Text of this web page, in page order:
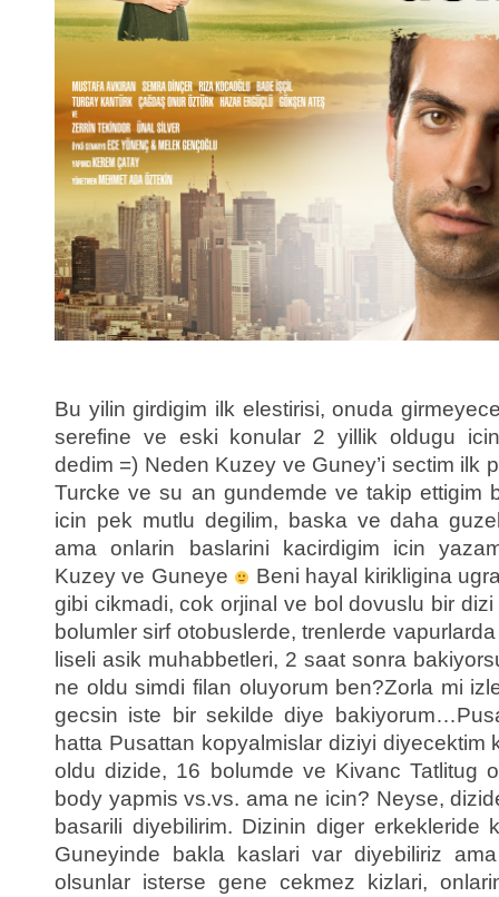
Bu yilin girdigim ilk elestirisi, onuda
serefine ve eski konular 2 yillik oldugu
dedim =) Neden Kuzey ve Guney’i sectim ilk
Turcke ve su an gundemde ve takip ettigim
icin pek mutlu degilim, baska ve daha
ama onlarin baslarini kacirdigim icin
Kuzey ve Guneye
Beni hayal kirikligina
gibi cikmadi, cok orjinal ve bol dovuslu bir
bolumler sirf otobuslerde, trenlerde
liseli asik muhabbetleri, 2 saat sonra
ne oldu simdi filan oluyorum ben?Zorla mi
gecsin iste bir sekilde diye
hatta Pusattan kopyalmislar diziyi
oldu dizide, 16 bolumde ve Kivanc Tatlitug
body yapmis vs.vs. ama ne icin? Neyse,
basarili diyebilirim. Dizinin diger erkekleride
Guneyinde bakla kaslari var diyebiliriz
olsunlar isterse gene cekmez kizlari,